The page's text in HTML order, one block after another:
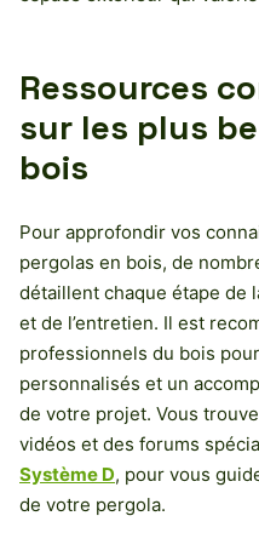
Ressources
sur les plus
bois
Pour approfondir vos
pergolas en bois, de
détaillent chaque étape de
et de l’entretien. Il est
professionnels du bois
personnalisés et un
de votre projet. Vous
vidéos et des forums
Système D, pour vous
de votre pergola.